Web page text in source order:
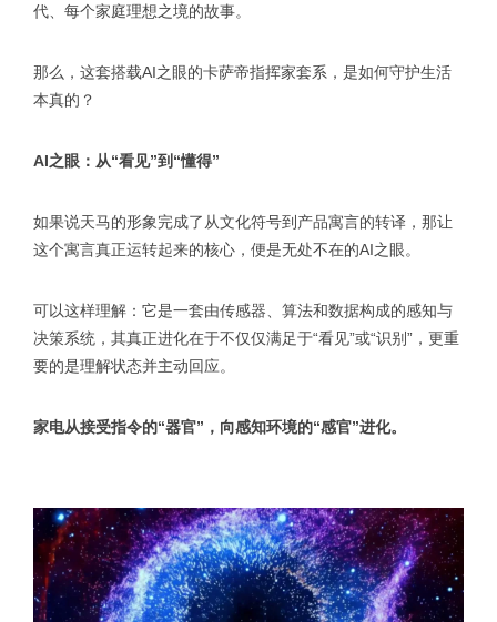
代、每个家庭理想之境的故事。
那么，这套搭载AI之眼的卡萨帝指挥家套系，是如何守护生活
本真的？
AI之眼：从“看见”到“懂得”
如果说天马的形象完成了从文化符号到产品寓言的转译，那让
这个寓言真正运转起来的核心，便是无处不在的AI之眼。
可以这样理解：它是一套由传感器、算法和数据构成的感知与
决策系统，其真正进化在于不仅仅满足于“看见”或“识别”，更重
要的是理解状态并主动回应。
家电从接受指令的“器官”，向感知环境的“感官”进化。